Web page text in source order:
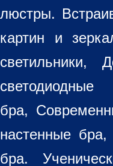
люстры.
картин и
светильники,
бра,
настенные
бра.